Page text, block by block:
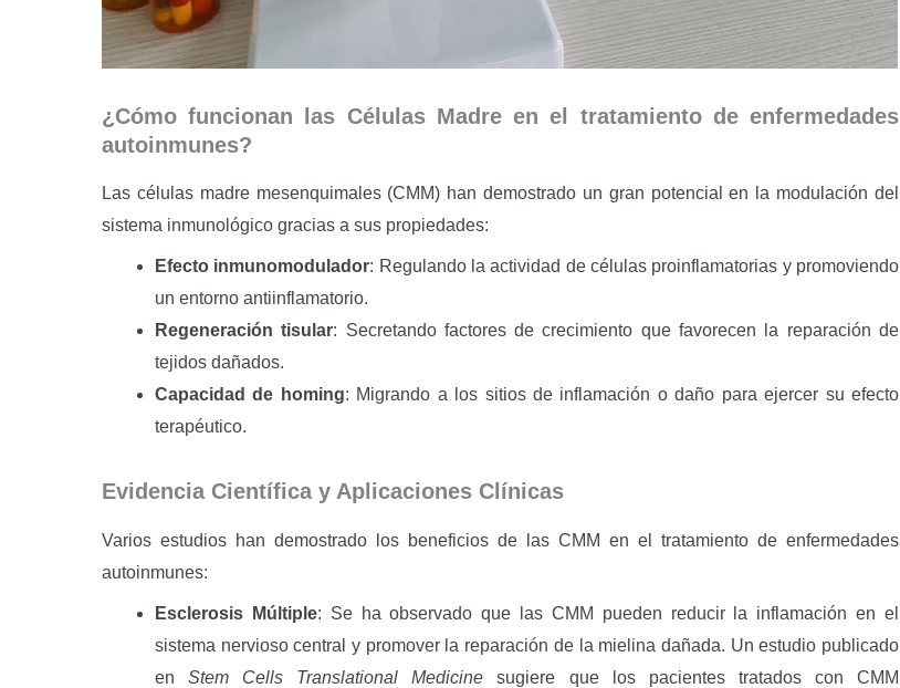
¿Cómo funcionan las Células Madre en el tratamiento de enfermedades
autoinmunes?
Las células madre mesenquimales (CMM) han demostrado un gran potencial en la modulación del
sistema inmunológico gracias a sus propiedades:
Efecto inmunomodulador: Regulando la actividad de células proinflamatorias y promoviendo
un entorno antiinflamatorio.
Regeneración tisular: Secretando factores de crecimiento que favorecen la reparación de
tejidos dañados.
Capacidad de homing: Migrando a los sitios de inflamación o daño para ejercer su efecto
terapéutico.
Evidencia Científica y Aplicaciones Clínicas
Varios estudios han demostrado los beneficios de las CMM en el tratamiento de enfermedades
autoinmunes:
Esclerosis Múltiple: Se ha observado que las CMM pueden reducir la inflamación en el
sistema nervioso central y promover la reparación de la mielina dañada. Un estudio publicado
enStem Cells Translational Medicine sugiere que los pacientes tratados con CMM